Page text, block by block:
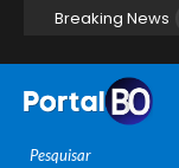
Breaking News